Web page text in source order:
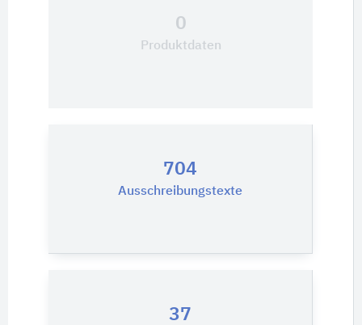
0
Produktdaten
704
Ausschreibungstexte
37